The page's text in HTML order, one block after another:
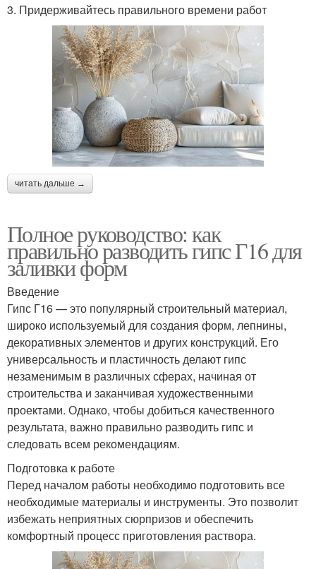
3. Придерживайтесь правильного времени работ
читать дальше →
Полное руководство: как
правильно разводить гипс Г16 для
заливки форм
Введение
Гипс Г16 — это популярный строительный материал,
широко используемый для создания форм, лепнины,
декоративных элементов и других конструкций. Его
универсальность и пластичность делают гипс
незаменимым в различных сферах, начиная от
строительства и заканчивая художественными
проектами. Однако, чтобы добиться качественного
результата, важно правильно разводить гипс и
следовать всем рекомендациям.
Подготовка к работе
Перед началом работы необходимо подготовить все
необходимые материалы и инструменты. Это позволит
избежать неприятных сюрпризов и обеспечить
комфортный процесс приготовления раствора.